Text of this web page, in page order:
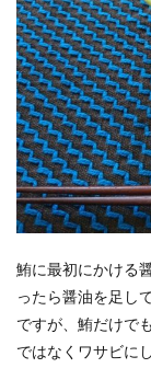
鮪に最初にかける
ったら醤油を足し
ですが、鮪だけで
ではなくワサビに